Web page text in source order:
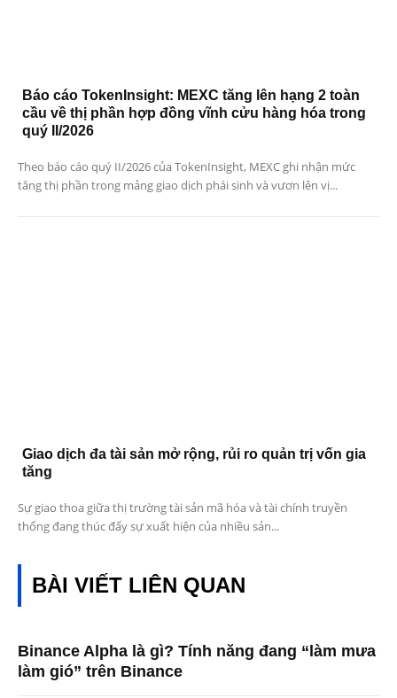
Báo cáo TokenInsight: MEXC tăng lên hạng 2 toàn
cầu về thị phần hợp đồng vĩnh cửu hàng hóa trong
quý II/2026
Theo báo cáo quý II/2026 của TokenInsight, MEXC ghi nhận mức
tăng thị phần trong mảng giao dịch phái sinh và vươn lên vị...
Giao dịch đa tài sản mở rộng, rủi ro quản trị vốn gia
tăng
Sự giao thoa giữa thị trường tài sản mã hóa và tài chính truyền
thống đang thúc đẩy sự xuất hiện của nhiều sản...
BÀI VIẾT LIÊN QUAN
Binance Alpha là gì? Tính năng đang “làm mưa
làm gió” trên Binance